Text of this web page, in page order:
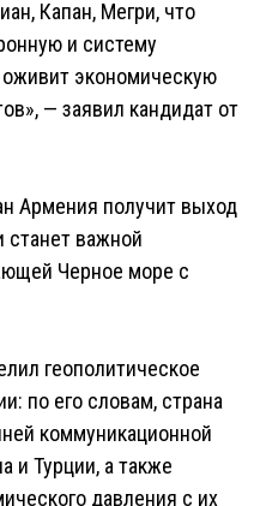
Капан, Мегри, что
и систему
экономическую
— заявил кандидат от
Армения получит выход
станет важной
Черное море с
геополитическое
по его словам, страна
коммуникационной
и Турции, а также
давления с их